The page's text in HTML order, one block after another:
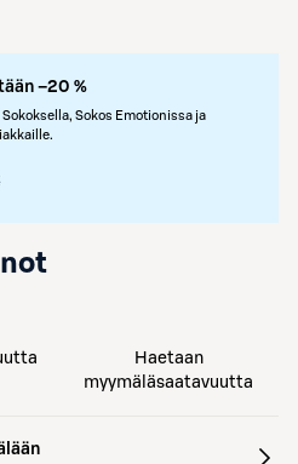
–20 %
Sokos Emotionissa ja
Haetaan
myymäläsaatavuutta